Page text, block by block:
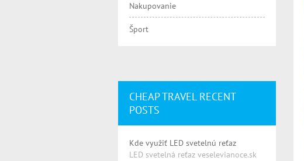
Nakupovanie
Šport
CHEAP TRAVEL RECENT
POSTS
Kde využiť LED svetelnú reťaz
LED svetelná reťaz veselevianoce.sk